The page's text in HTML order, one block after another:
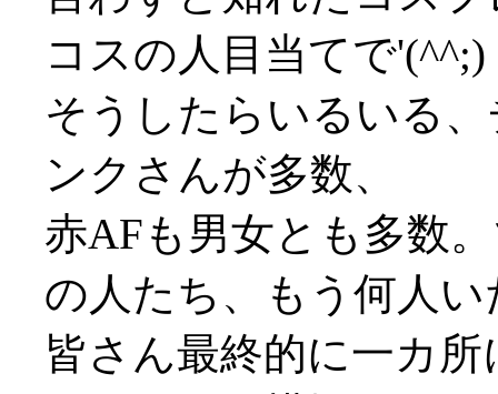
コスの人目当てで'(^^;)
そうしたらいるいる
ンクさんが多数、
赤AFも男女とも多数
の人たち、もう何人
皆さん最終的に一カ